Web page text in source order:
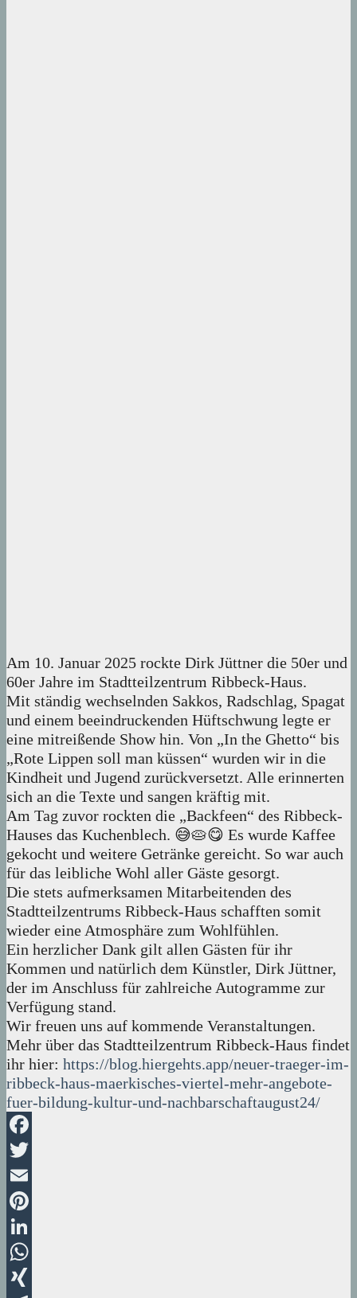
Am 10. Januar 2025 rockte Dirk Jüttner die 50er und
60er Jahre im Stadtteilzentrum Ribbeck-Haus.
Mit ständig wechselnden Sakkos, Radschlag, Spagat
und einem beeindruckenden Hüftschwung legte er
eine mitreißende Show hin. Von „In the Ghetto“ bis
„Rote Lippen soll man küssen“ wurden wir in die
Kindheit und Jugend zurückversetzt. Alle erinnerten
sich an die Texte und sangen kräftig mit.
Am Tag zuvor rockten die „Backfeen“ des Ribbeck-
Hauses das Kuchenblech. 😅🥧😋 Es wurde Kaffee
gekocht und weitere Getränke gereicht. So war auch
für das leibliche Wohl aller Gäste gesorgt.
Die stets aufmerksamen Mitarbeitenden des
Stadtteilzentrums Ribbeck-Haus schafften somit
wieder eine Atmosphäre zum Wohlfühlen.
Ein herzlicher Dank gilt allen Gästen für ihr
Kommen und natürlich dem Künstler, Dirk Jüttner,
der im Anschluss für zahlreiche Autogramme zur
Verfügung stand.
Wir freuen uns auf kommende Veranstaltungen.
Mehr über das Stadtteilzentrum Ribbeck-Haus findet
ihr hier: https://blog.hiergehts.app/neuer-traeger-im-
ribbeck-haus-maerkisches-viertel-mehr-angebote-
fuer-bildung-kultur-und-nachbarschaftaugust24/
Facebook
Twitter
Email
Pinterest
LinkedIn
WhatsApp